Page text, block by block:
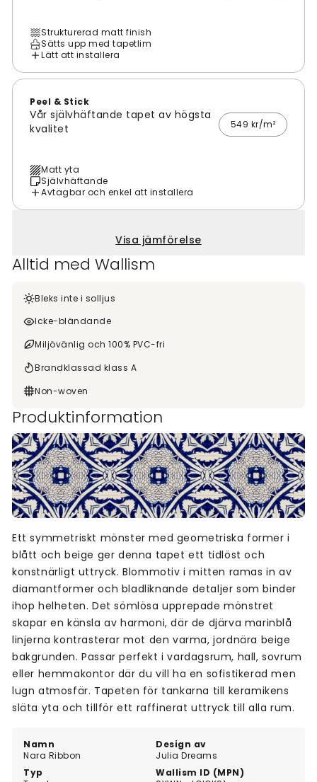
Strukturerad matt finish
Sätts upp med tapetlim
Lätt att installera
Peel & Stick
Vår självhäftande tapet av högsta
kvalitet
549 kr/m²
Matt yta
Självhäftande
Avtagbar och enkel att installera
Visa jämförelse
Alltid med Wallism
Bleks inte i solljus
Icke-bländande
Miljövänlig och 100% PVC-fri
Brandklassad klass A
Non-woven
Produktinformation
Namn
Nara Ribbon
Design av
Julia Dreams
Typ
Wallism ID (MPN)
Ett symmetriskt mönster med geometriska former i
blått och beige ger denna tapet ett tidlöst och
konstnärligt uttryck. Blommotiv i mitten ramas in av
diamantformer och bladliknande detaljer som binder
ihop helheten. Det sömlösa upprepade mönstret
skapar en känsla av harmoni, där de djärva marinblå
linjerna kontrasterar mot den varma, jordnära beige
bakgrunden. Passar perfekt i vardagsrum, hall, sovrum
eller hemmakontor där du vill ha en sofistikerad men
lugn atmosfär. Tapeten för tankarna till keramikens
släta yta och tillför ett raffinerat uttryck till alla rum.